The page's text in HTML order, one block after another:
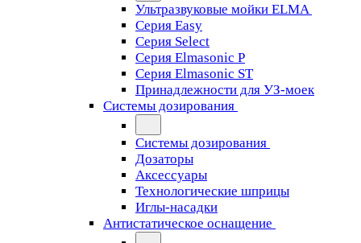
Ультразвуковые мойки ELMA
Серия Easy
Серия Select
Серия Elmasonic P
Серия Elmasonic ST
Принадлежности для УЗ-моек
Системы дозирования
Системы дозирования
Дозаторы
Аксессуары
Технологические шприцы
Иглы-насадки
Антистатическое оснащение